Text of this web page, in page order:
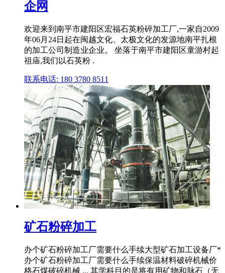
企网
欢迎来到南平市建阳区宏福石英粉碎加工厂,一家自2009
年06月24日起在闽越文化、太极文化的发源地南平扎根
的加工公司制造业企业。 坐落于南平市建阳区童游村起
祖庙,我们以石英粉 .
联系电话: 180 3780 8511
矿石粉碎加工
办个矿石粉碎加工厂需要什么手续大型矿石加工设备厂*
办个矿石粉碎加工厂需要什么手续保温材料破碎机械价
格石煤破碎机械 ... 其学科目的是将有用矿物和脉石（无